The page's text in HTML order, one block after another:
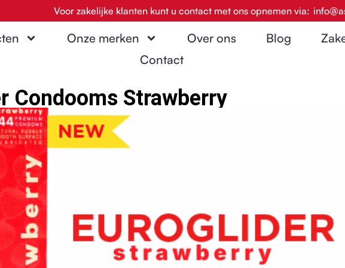
Voor zakelijke klanten kunt u contact met ons opnemen via:
Onze merken Over ons Blog
Contact
Condooms Strawberry